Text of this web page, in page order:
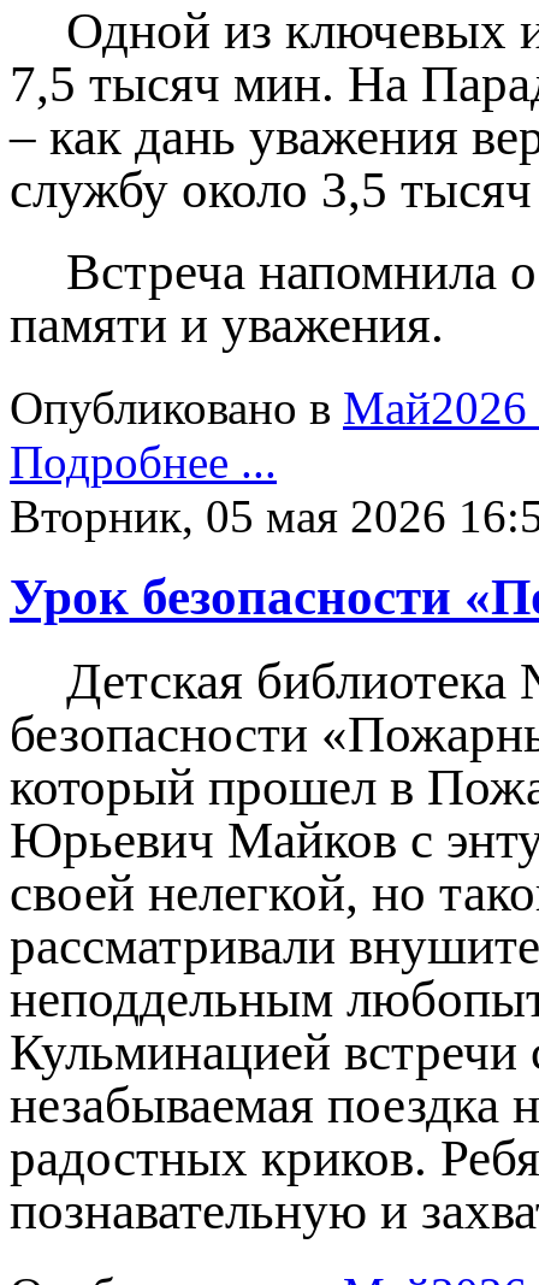
Одной из ключевых
7,5 тысяч мин. На
– как дань уважения
службу около 3,5
Встреча напомнила
памяти и уважения.
Опубликовано в
Подробнее ...
Вторник, 05 мая 2026
Урок безопасности
Детская
безопасности
который прошел в
Юрьевич Майков с
своей нелегкой, но
рассматривали
неподдельным
Кульминацией встречи
незабываемая
радостных криков.
познавательную и